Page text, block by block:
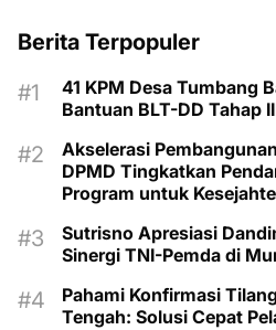
Berita Terpopuler
41 KPM Desa Tumbang
Bantuan BLT-DD Tahap
Akselerasi
DPMD Tingkatkan
Program untuk
Sutrisno Apresiasi
Sinergi TNI-Pemda di
Pahami Konfirmasi
Tengah: Solusi Cepat